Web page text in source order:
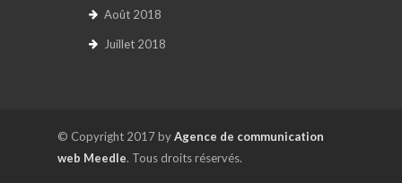
Août 2018
Juillet 2018
© Copyright 2017 byAgence de communication
web Meedle. Tous droits réservés.